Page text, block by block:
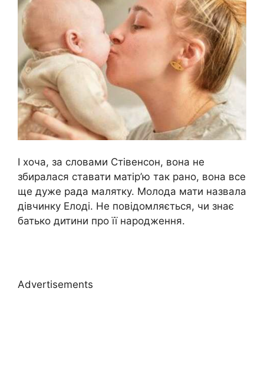
І хоча, за словами Стівенсон, вона не
збиралася ставати матір’ю так рано, вона все
ще дуже рада малятку. Молода мати назвала
дівчинку Елоді. Не повідомляється, чи знає
батько дитини про її народження.
Advertisements